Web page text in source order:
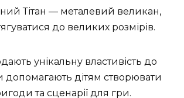
Тітан — металевий великан,
до великих розмірів.
унікальну властивість до
допомагають дітям створювати
та сценарії для гри.